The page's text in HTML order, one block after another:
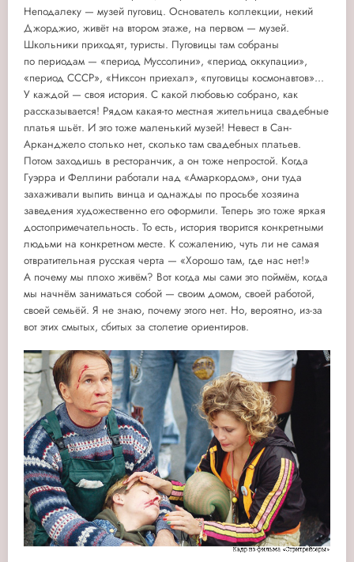
Неподалеку — музей пуговиц. Основатель коллекции, некий
Джорджио, живёт на втором этаже, на первом — музей.
Школьники приходят, туристы. Пуговицы там собраны
по периодам — «период Муссолини», «период оккупации»,
«период СССР», «Никсон приехал», «пуговицы космонавтов»...
У каждой — своя история. С какой любовью собрано, как
рассказывается! Рядом какая-то местная жительница свадебные
платья шьёт. И это тоже маленький музей! Невест в Сан-
Арканджело столько нет, сколько там свадебных платьев.
Потом заходишь в ресторанчик, а он тоже непростой. Когда
Гуэрра и Феллини работали над «Амаркордом», они туда
захаживали выпить винца и однажды по просьбе хозяина
заведения художественно его оформили. Теперь это тоже яркая
достопримечательность. То есть, история творится конкретными
людьми на конкретном месте. К сожалению, чуть ли не самая
отвратительная русская черта — «Хорошо там, где нас нет!»
А почему мы плохо живём? Вот когда мы сами это поймём, когда
мы начнём заниматься собой — своим домом, своей работой,
своей семьёй. Я не знаю, почему этого нет. Но, вероятно, из-за
вот этих смытых, сбитых за столетие ориентиров.